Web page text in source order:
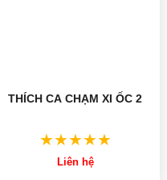
THÍCH CA CHẠM XI ỐC 2
Liên hệ